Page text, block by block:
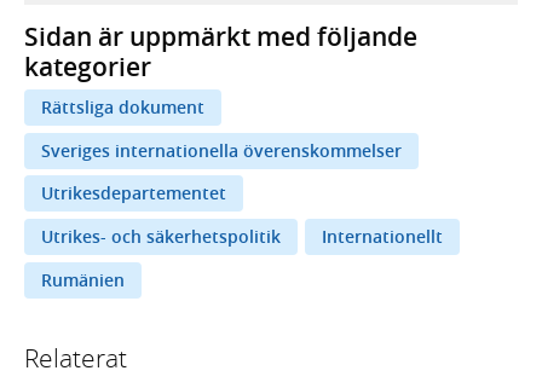
Sidan är uppmärkt med följande
kategorier
Rättsliga dokument
Sveriges internationella överenskommelser
Utrikesdepartementet
Utrikes- och säkerhetspolitik
Internationellt
Rumänien
Relaterat